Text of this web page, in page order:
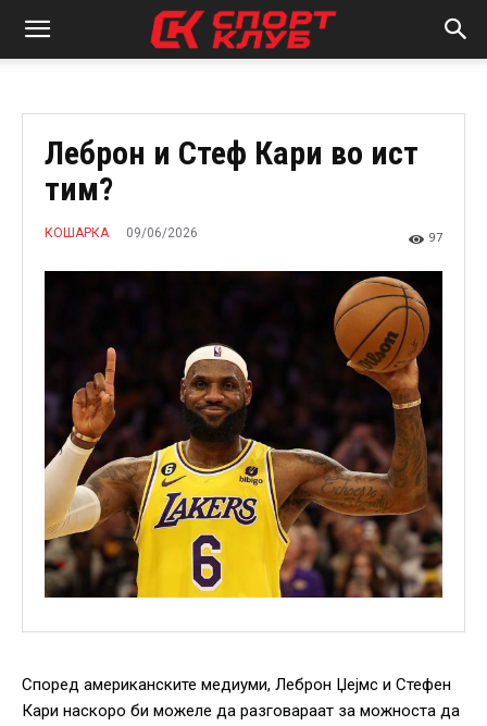
Леброн и Стеф Кари во ист
тим?
КОШАРКА 09/06/2026 97
Според американските медиуми, Леброн Џејмс и Стефен
Кари наскоро би можеле да разговараат за можноста да